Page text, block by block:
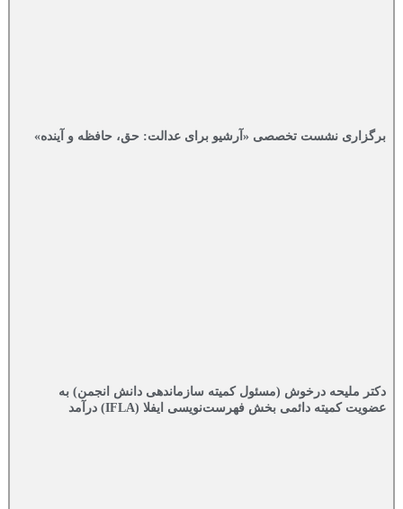
برگزاری نشست تخصصی «آرشیو برای عدالت: حق، حافظه و آینده»
دکتر ملیحه درخوش (مسئول کمیته سازماندهی دانش انجمن) به
عضویت کمیته دائمی بخش فهرست‌نویسی ایفلا (IFLA) درآمد